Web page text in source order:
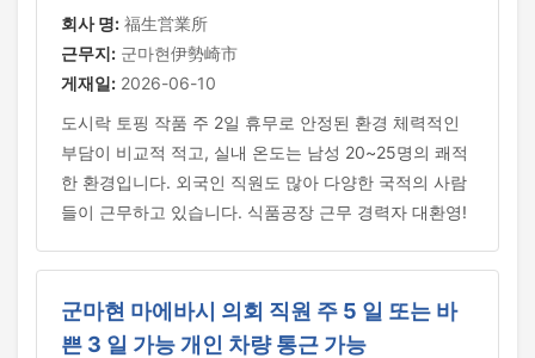
회사 명: 福生営業所
근무지: 군마현伊勢崎市
게재일: 2026-06-10
도시락 토핑 작품 주 2일 휴무로 안정된 환경 체력적인
부담이 비교적 적고, 실내 온도는 남성 20~25명의 쾌적
한 환경입니다. 외국인 직원도 많아 다양한 국적의 사람
들이 근무하고 있습니다. 식품공장 근무 경력자 대환영!
군마현 마에바시 의회 직원 주 5 일 또는 바
쁜 3 일 가능 개인 차량 통근 가능